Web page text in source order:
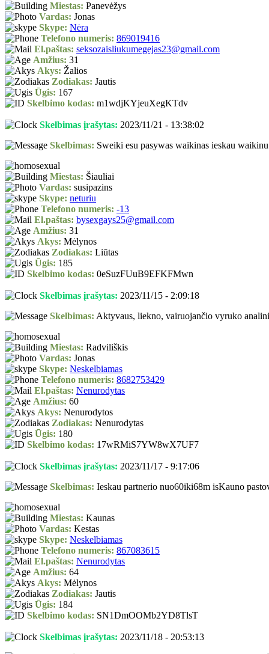
Miestas: Panevėžys
Vardas: Jonas
Skype: Nėra
Telefono numeris: 869019416
El.paštas: seksozaisliukumegejas23@gmail.com
Amžius: 31
Akys: Žalios
Zodiakas: Jautis
Ūgis: 167
Skelbimo kodas: m1wdjKYjeuXegKTdv
Skelbimas įrašytas: 2023/11/21 - 13:38:02
Skelbimas: Sweiki esu pasywas waikinas ieskau
Miestas: Šiauliai
Vardas: susipazins
Skype: neturiu
Telefono numeris: -13
El.paštas: bysexgays25@gmail.com
Amžius: 31
Akys: Mėlynos
Zodiakas: Liūtas
Ūgis: 185
Skelbimo kodas: 0eSuzFUuB9EFKFMwn
Skelbimas įrašytas: 2023/11/15 - 2:09:18
Skelbimas: Aktyvaus, liekno, vairuojančio vyruko
Miestas: Radviliškis
Vardas: Jonas
Skype: Neskelbiamas
Telefono numeris: 8682753429
El.paštas: Nenurodytas
Amžius: 60
Akys: Nenurodytos
Zodiakas: Nenurodytas
Ūgis: 180
Skelbimo kodas: 17wRMiS7YW8wX7UF7
Skelbimas įrašytas: 2023/11/17 - 9:17:06
Skelbimas: Ieskau partnerio nuo60iki68m isKauno
Miestas: Kaunas
Vardas: Kestas
Skype: Neskelbiamas
Telefono numeris: 867083615
El.paštas: Nenurodytas
Amžius: 64
Akys: Mėlynos
Zodiakas: Jautis
Ūgis: 184
Skelbimo kodas: SN1DmOOMb2YD8TlsT
Skelbimas įrašytas: 2023/11/18 - 20:53:13